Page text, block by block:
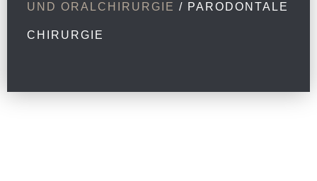
UND ORALCHIRURGIE / PARODONTALE
CHIRURGIE